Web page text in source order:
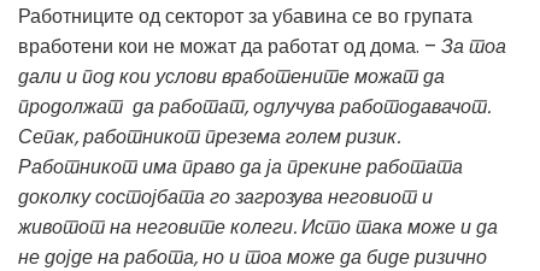
Работниците од секторот за убавина се во групата
вработени кои не можат да работат од дома. – За тоа
дали и под кои услови вработените можат да
продолжат да работат, одлучува работодавачот.
Сепак, работникот презема голем ризик.
Работникот има право да ја прекине работата
доколку состојбата го загрозува неговиот и
животот на неговите колеги. Исто така може и да
не дојде на работа, но и тоа може да биде ризично